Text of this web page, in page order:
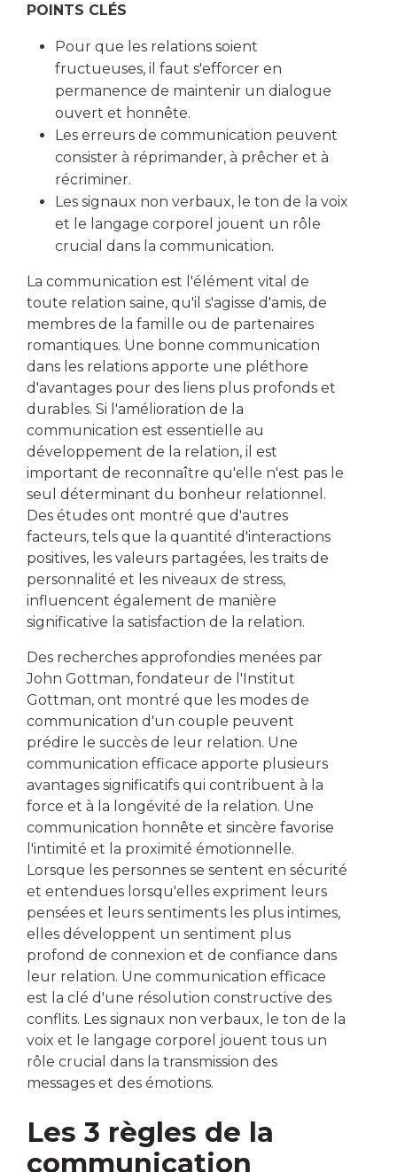
POINTS CLÉS
Pour que les relations soient
fructueuses, il faut s'efforcer en
permanence de maintenir un dialogue
ouvert et honnête.
Les erreurs de communication peuvent
consister à réprimander, à prêcher et à
récriminer.
Les signaux non verbaux, le ton de la voix
et le langage corporel jouent un rôle
crucial dans la communication.
La communication est l'élément vital de
toute relation saine, qu'il s'agisse d'amis, de
membres de la famille ou de partenaires
romantiques. Une bonne communication
dans les relations apporte une pléthore
d'avantages pour des liens plus profonds et
durables. Si l'amélioration de la
communication est essentielle au
développement de la relation, il est
important de reconnaître qu'elle n'est pas le
seul déterminant du bonheur relationnel.
Des études ont montré que d'autres
facteurs, tels que la quantité d'interactions
positives, les valeurs partagées, les traits de
personnalité et les niveaux de stress,
influencent également de manière
significative la satisfaction de la relation.
Des recherches approfondies menées par
John Gottman, fondateur de l'Institut
Gottman, ont montré que les modes de
communication d'un couple peuvent
prédire le succès de leur relation. Une
communication efficace apporte plusieurs
avantages significatifs qui contribuent à la
force et à la longévité de la relation. Une
communication honnête et sincère favorise
l'intimité et la proximité émotionnelle.
Lorsque les personnes se sentent en sécurité
et entendues lorsqu'elles expriment leurs
pensées et leurs sentiments les plus intimes,
elles développent un sentiment plus
profond de connexion et de confiance dans
leur relation. Une communication efficace
est la clé d'une résolution constructive des
conflits. Les signaux non verbaux, le ton de la
voix et le langage corporel jouent tous un
rôle crucial dans la transmission des
messages et des émotions.
Les 3 règles de la
communication